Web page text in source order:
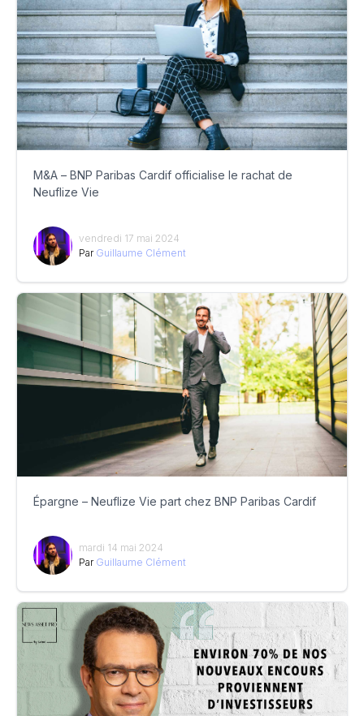
M&A – BNP Paribas Cardif officialise le rachat de
Neuflize Vie
vendredi 17 mai 2024
Par Guillaume Clément
Épargne – Neuflize Vie part chez BNP Paribas Cardif
mardi 14 mai 2024
Par Guillaume Clément